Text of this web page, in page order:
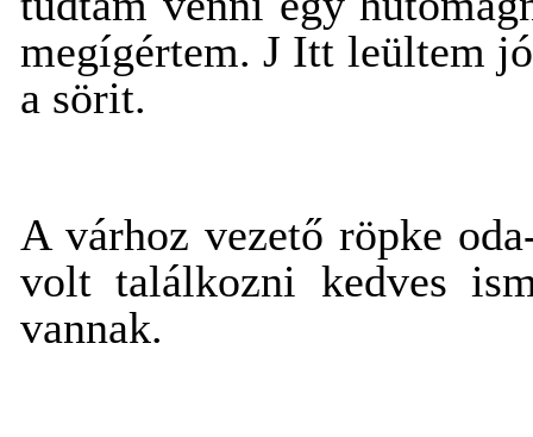
megígértem.J Itt leültem
a sörit.
A várhoz vezető röpke
volt találkozni kedves
vannak.